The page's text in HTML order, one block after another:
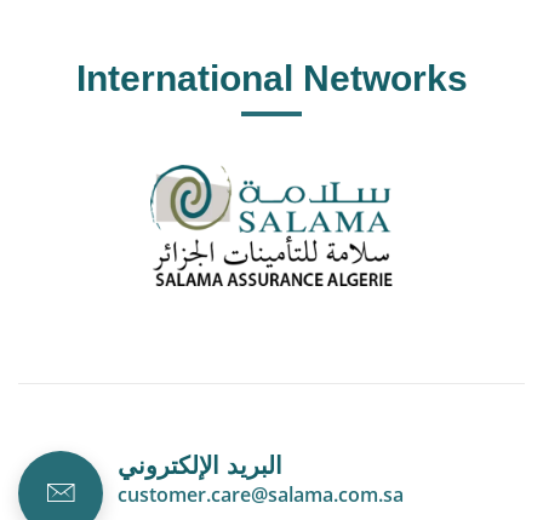
International Networks
البريد الإلكتروني
customer.care@salama.com.sa